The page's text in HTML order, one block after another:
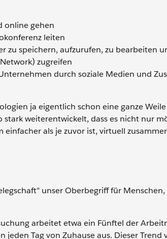
online gehen
leiten
zu speichern, aufzurufen, zu bearbeiten
zugreifen
durch soziale Medien und
ja eigentlich schon eine ganze
stark weiterentwickelt, dass es nicht nur
als je zuvor ist, virtuell
unser Oberbegriff für
arbeitet etwa ein Fünftel der
Tag von Zuhause aus. Dieser Trend